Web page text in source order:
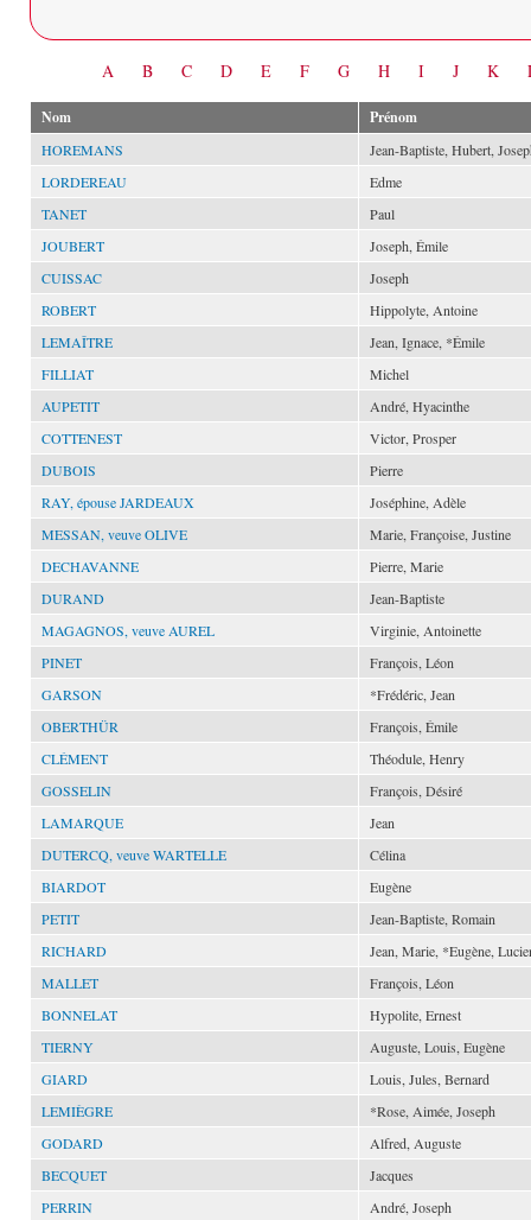
A B C D E F G H I J K
Nom Prénom
HOREMANS
Jean-Baptiste, Hubert,
LORDEREAU
Edme
TANET
Paul
JOUBERT
Joseph, Émile
CUISSAC
Joseph
ROBERT
Hippolyte, Antoine
LEMAÎTRE
Jean, Ignace, *Émile
FILLIAT
Michel
AUPETIT
André, Hyacinthe
COTTENEST
Victor, Prosper
DUBOIS
Pierre
RAY, épouse JARDEAUX
Joséphine, Adèle
MESSAN, veuve OLIVE
Marie, Françoise, Justine
DECHAVANNE
Pierre, Marie
DURAND
Jean-Baptiste
MAGAGNOS, veuve AUREL
Virginie, Antoinette
PINET
François, Léon
GARSON
*Frédéric, Jean
OBERTHÜR
François, Émile
CLÉMENT
Théodule, Henry
GOSSELIN
François, Désiré
LAMARQUE
Jean
DUTERCQ, veuve WARTELLE
Célina
BIARDOT
Eugène
PETIT
Jean-Baptiste, Romain
RICHARD
Jean, Marie, *Eugène,
MALLET
François, Léon
BONNELAT
Hypolite, Ernest
TIERNY
Auguste, Louis, Eugène
GIARD
Louis, Jules, Bernard
LEMIÈGRE
*Rose, Aimée, Joseph
GODARD
Alfred, Auguste
BECQUET
Jacques
PERRIN
André, Joseph